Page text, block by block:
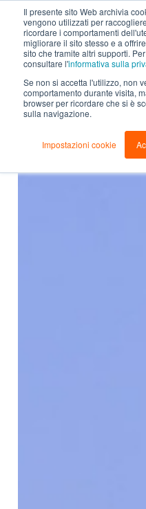
Il presente sito Web archivia
vengono utilizzati per
ricordare i comportamenti
migliorare il sito stesso e a
sito che tramite altri supporti.
consultare l'informativa sulla
Se non si accetta l'utilizzo, non
comportamento durante visita,
browser per ricordare che si è
sulla navigazione.
Impostazioni cookie